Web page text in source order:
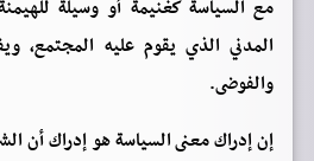
مع السياسة كغنيمة أو وسيلة
المدني الذي يقوم عليه المجتمع،
والفوضى.
إن إدراك معنى السياسة هو إدراك أن